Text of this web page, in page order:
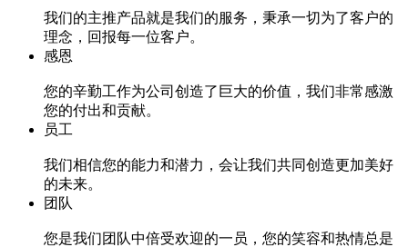
我们的主推产品就是我们的服务，秉承一切为了客户的
理念，回报每一位客户。
感恩
您的辛勤工作为公司创造了巨大的价值，我们非常感激
您的付出和贡献。
员工
我们相信您的能力和潜力，会让我们共同创造更加美好
的未来。
团队
您是我们团队中倍受欢迎的一员，您的笑容和热情总是